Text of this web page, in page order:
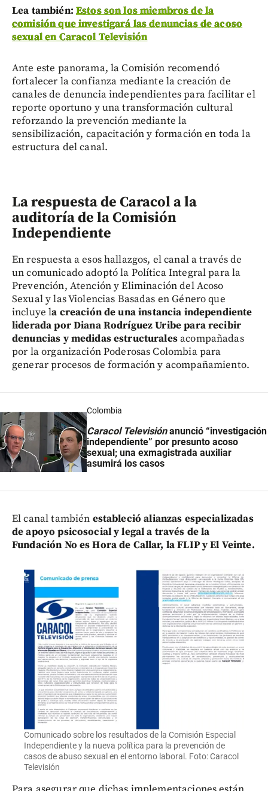
Lea también: Estos son los miembros de la
comisión que investigará las denuncias de acoso
sexual en Caracol Televisión
Ante este panorama, la Comisión recomendó
fortalecer la confianza mediante la creación de
canales de denuncia independientes para facilitar el
reporte oportuno y una transformación cultural
reforzando la prevención mediante la
sensibilización, capacitación y formación en toda la
estructura del canal.
La respuesta de Caracol a la
auditoría de la Comisión
Independiente
En respuesta a esos hallazgos, el canal a través de
un comunicado adoptó la Política Integral para la
Prevención, Atención y Eliminación del Acoso
Sexual y las Violencias Basadas en Género que
incluye la creación de una instancia independiente
liderada por Diana Rodríguez Uribe para recibir
denuncias y medidas estructuralesacompañadas
por la organización Poderosas Colombia para
generar procesos de formación y acompañamiento.
Colombia
Caracol Televisiónanunció “investigación
independiente” por presunto acoso
sexual; una exmagistrada auxiliar
asumirá los casos
El canal también estableció alianzas especializadas
de apoyo psicosocial y legal a través de la
Fundación No es Hora de Callar, la FLIP y El Veinte.
Comunicado sobre los resultados de la Comisión Especial
Independiente y la nueva política para la prevención de
casos de abuso sexual en el entorno laboral. Foto: Caracol
Televisión